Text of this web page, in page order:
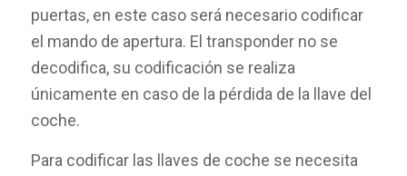
puertas, en este caso será necesario codificar
el mando de apertura. El transponder no se
decodifica, su codificación se realiza
únicamente en caso de la pérdida de la llave del
coche.
Para codificar las llaves de coche se necesita